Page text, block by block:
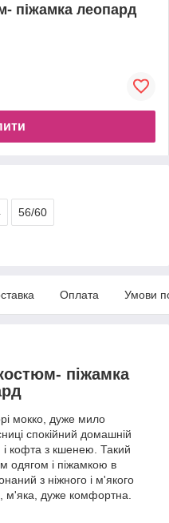
піжамка леопард
56/60
Оплата Умови
піжамка
мокко, дуже мило
спокійний домашній
кофта з кшенею. Такий
одягом і піжамкою в
з ніжного і м'якого
м'яка, дуже комфортна.